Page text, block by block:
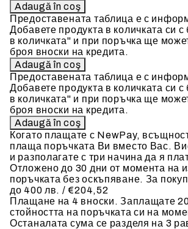
Предоставената таблица е с
Добавете продукта в количката си
в количката" и при поръчка ще
броя вноски на кредита.
Предоставената таблица е с
Добавете продукта в количката си
в количката" и при поръчка ще
броя вноски на кредита.
Когато плащате с NewPay,
плаща поръчката Ви вместо Вас.
и разполагате с три начина да я
Отложено до 30 дни от момента на
поръчката без оскъпяване. За
до 400 лв. / €204,52
Плащане на 4 вноски. Заплащате
стойността на поръчката си на
Останалата сума се разделя на 3